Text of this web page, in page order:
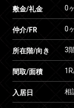
敷金/礼金 0
仲介/FR 0
所在階/向き 3
間取/面積
入居日 相